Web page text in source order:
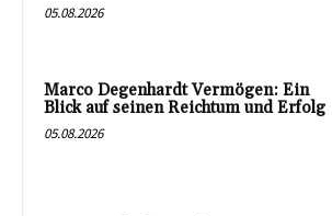
05.08.2026
Marco Degenhardt Vermögen: Ein
Blick auf seinen Reichtum und Erfolg
05.08.2026